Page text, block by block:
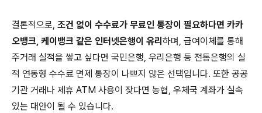
결론적으로, 조건 없이 수수료가 무료인 통장이 필요하다면 카카
오뱅크, 케이뱅크 같은 인터넷은행이 유리 하며, 급여이체를 통해
주거래 실적을 쌓고 싶다면 국민은행, 우리은행 등 전통은행의 실
적 연동형 수수료 면제 통장이 나쁘지 않은 선택입니다. 또한 공공
기관 거래나 제휴 ATM 사용이 잦다면 농협, 우체국 계좌가 실속
있는 대안이 될 수 있습니다.